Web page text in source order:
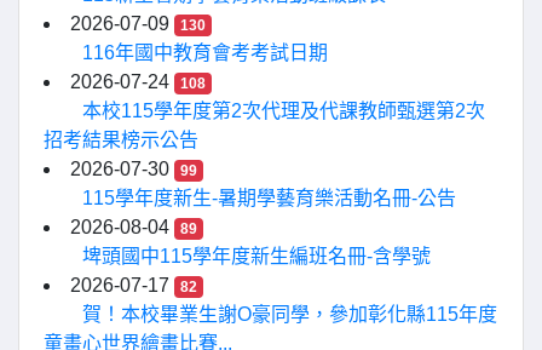
2026-07-09
130
116年國中教育會考考試日期
2026-07-24
108
本校115學年度第2次代理及代課教師甄選第2次
招考結果榜示公告
2026-07-30
99
115學年度新生-暑期學藝育樂活動名冊-公告
2026-08-04
89
埤頭國中115學年度新生編班名冊-含學號
2026-07-17
82
賀！本校畢業生謝O豪同學，參加彰化縣115年度
童畫心世界繪畫比賽...